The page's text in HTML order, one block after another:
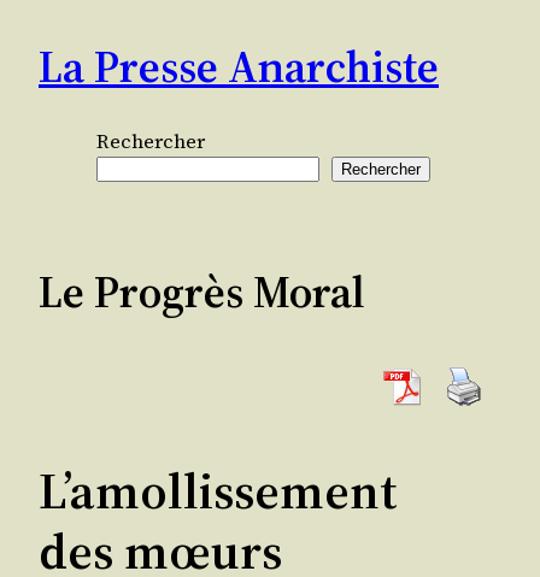
contenu
La Presse Anarchiste
Rechercher
Rechercher
Le Progrès Moral
L’amollissement
des mœurs